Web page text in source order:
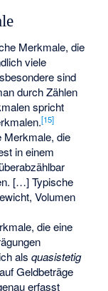
Merkmale, die
viele
sind
durch Zählen
spricht
[15]
Merkmale, die
in einem
[…] Typische
Volumen
die eine
als quasistetig
Geldbeträge
erfasst